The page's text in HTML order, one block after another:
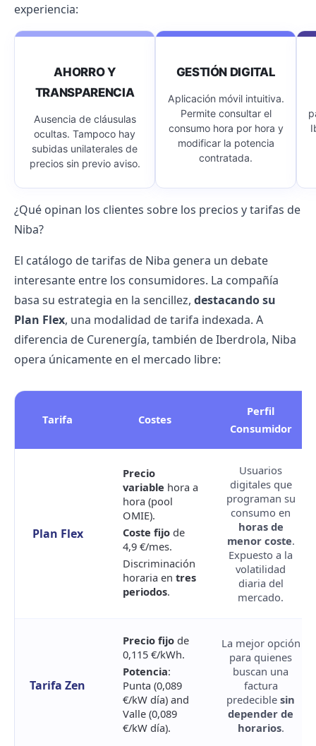
experiencia:
AHORRO Y
TRANSPARENCIA
Ausencia de cláusulas
ocultas. Tampoco hay
subidas unilaterales de
precios sin previo aviso.
GESTIÓN DIGITAL
Aplicación móvil intuitiva.
Permite consultar el
consumo hora por hora y
modificar la potencia
contratada.
¿Qué opinan los clientes sobre los precios y tarifas de
Niba?
El catálogo de tarifas de Niba genera un debate
interesante entre los consumidores. La compañía
basa su estrategia en la sencillez, destacando su
Plan Flex, una modalidad de tarifa indexada. A
diferencia de Curenergía, también de Iberdrola, Niba
opera únicamente en el mercado libre:
Tarifa Costes
Perfil
Consumidor
Plan Flex
Precio
variable hora a
hora (pool
OMIE).
Coste fijo de
4,9 €/mes.
Discriminación
horaria en tres
periodos.
Usuarios
digitales que
programan su
consumo en
horas de
menor coste.
Expuesto a la
volatilidad
diaria del
mercado.
Tarifa Zen
Precio fijo de
0,115 €/kWh.
Potencia:
Punta (0,089
€/kW día) and
Valle (0,089
€/kW día).
La mejor opción
para quienes
buscan una
factura
predecible sin
depender de
horarios.